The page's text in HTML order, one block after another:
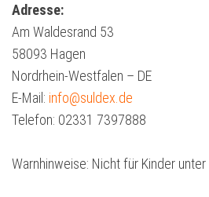
Adresse:
Am Waldesrand 53
58093 Hagen
Nordrhein-Westfalen – DE
E-Mail: info@suldex.de
Telefon: 02331 7397888
Warnhinweise: Nicht für Kinder